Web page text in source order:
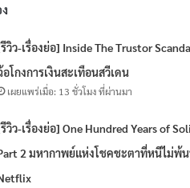
วิว-เรื่องย่อ] Inside The Trustor
อโกงการเงินสะเทือนสวีเดน
เผยแพร่เมื่อ: 13 ชั่วโมง ที่ผ่านมา
วิว-เรื่องย่อ] One Hundred Years of
2 มหากาพย์แห่งโชคชะตาที่หนีไม่พ้